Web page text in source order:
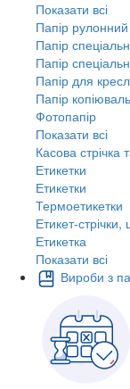
Показати всі
Папір рулонний
Папір
Папір
Папір для
Папір
Фотопапір
Показати всі
Касова стрічка
Етикетки
Етикетки
Термоетикетки
Етикет-стрічки,
Етикетка
Показати всі
Вироби з